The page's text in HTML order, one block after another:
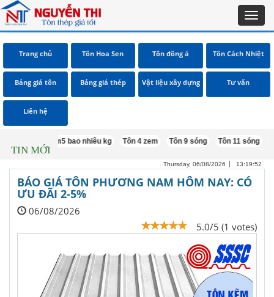
Trang chủ Tôn Hoa Sen Tôn đông á Tôn Cách Nhiệt
Bảng giá tôn Bảng giá thép Vật liệu xây dựng Tư vấn
Liên hệ
TIN MỚI
khổ 1m5 bao nhiêu kg Tôn 4 zem Tôn 9 sóng Tôn 11 sóng Tôn 5
Thursday, 06/08/2026 13:19:53
BÁO GIÁ TÔN PHƯƠNG NAM HÔM NAY: CÓ
ƯU ĐÃI 2-5%
06/08/2026
5.0/5 (1 votes)